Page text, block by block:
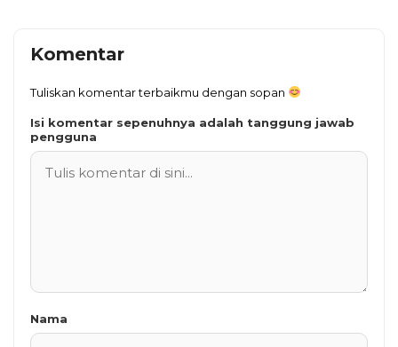
Komentar
Tuliskan komentar terbaikmu dengan sopan
Isi komentar sepenuhnya adalah tanggung jawab
pengguna
Nama